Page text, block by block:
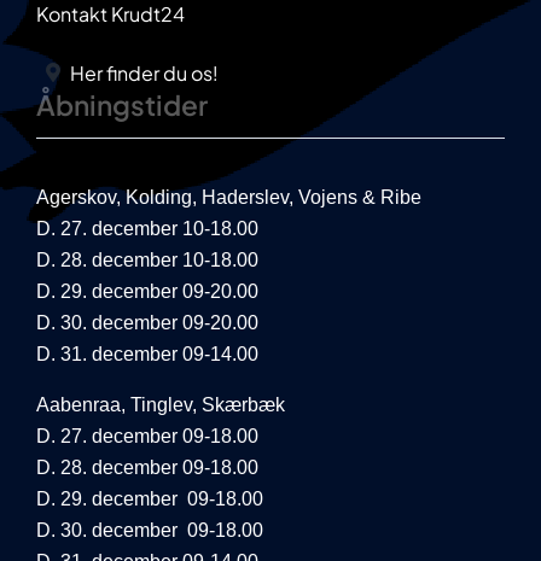
Kontakt Krudt24
Her finder du os!
Åbningstider
Agerskov, Kolding, Haderslev, Vojens & Ribe
D. 27. december 10-18.00
D. 28. december 10-18.00
D. 29. december 09-20.00
D. 30. december 09-20.00
D. 31. december 09-14.00
Aabenraa, Tinglev, Skærbæk
D. 27. december 09-18.00
D. 28. december 09-18.00
D. 29. december 09-18.00
D. 30. december 09-18.00